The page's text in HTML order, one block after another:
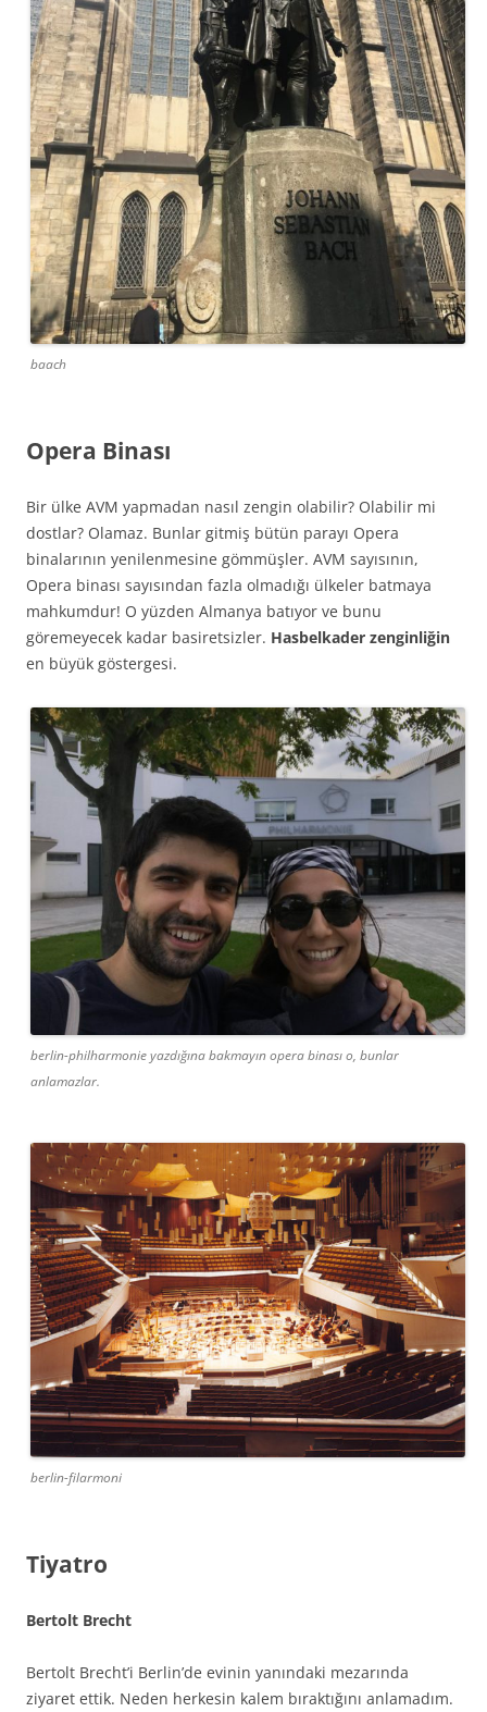
baach
Opera Binası
Bir ülke AVM yapmadan nasıl zengin olabilir? Olabilir mi
dostlar? Olamaz. Bunlar gitmiş bütün parayı Opera
binalarının yenilenmesine gömmüşler. AVM sayısının,
Opera binası sayısından fazla olmadığı ülkeler batmaya
mahkumdur! O yüzden Almanya batıyor ve bunu
göremeyecek kadar basiretsizler. Hasbelkader zenginliğin
en büyük göstergesi.
berlin-philharmonie yazdığına bakmayın opera binası o, bunlar
anlamazlar.
berlin-filarmoni
Tiyatro
Bertolt Brecht
Bertolt Brecht’i Berlin’de evinin yanındaki mezarında
ziyaret ettik. Neden herkesin kalem bıraktığını anlamadım.